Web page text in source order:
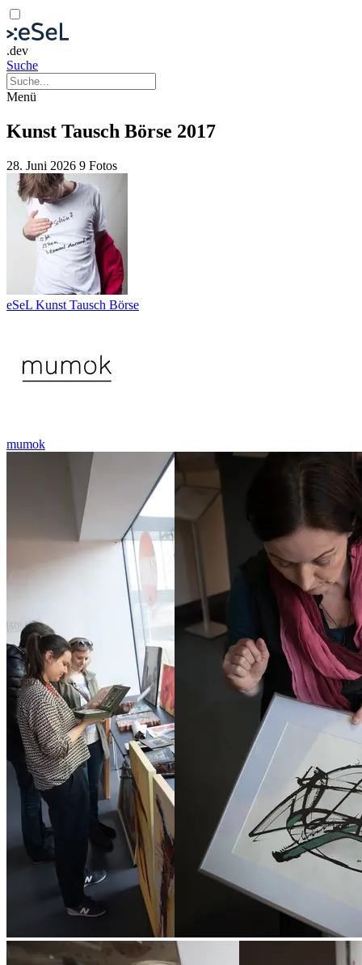
.dev
Suche
Menü
Kunst Tausch Börse 2017
28. Juni 2026 9 Fotos
eSeL Kunst Tausch Börse
mumok